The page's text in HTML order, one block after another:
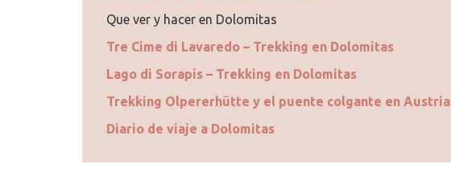
Que ver y hacer en Dolomitas
Tre Cime di Lavaredo – Trekking en Dolomitas
Lago di Sorapis – Trekking en Dolomitas
Trekking Olpererhütte y el puente colgante en Austria
Diario de viaje a Dolomitas